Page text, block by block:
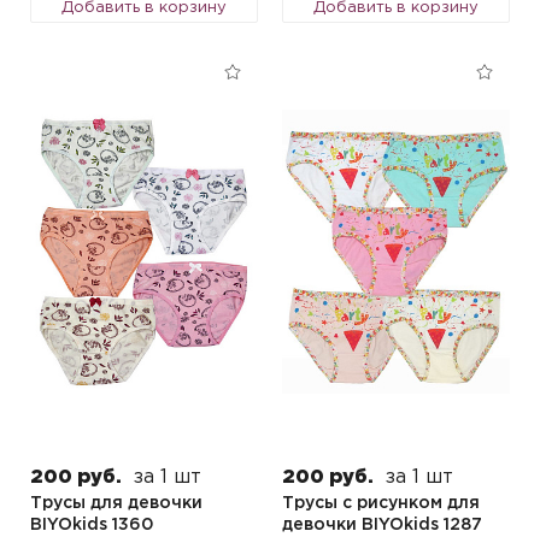
Добавить в корзину Добавить в корзину
200 руб. за 1 шт
Трусы для девочки
BIYOkids 1360
200 руб. за 1 шт
Трусы с рисунком для
девочки BIYOkids 1287